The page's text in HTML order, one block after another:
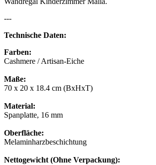
---
Technische Daten:
Farben:
Cashmere / Artisan-Eiche
Maße:
70 x 20 x 18.4 cm (BxHxT)
Material:
Spanplatte, 16 mm
Oberfläche:
Melaminharzbeschichtung
Nettogewicht (Ohne Verpackung):